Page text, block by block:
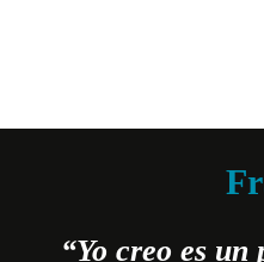
“Yo creo es un